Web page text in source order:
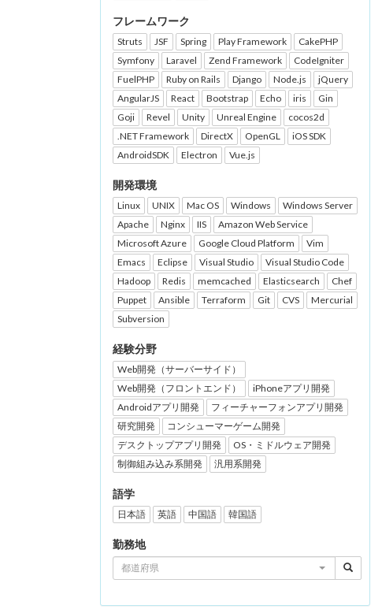
フレームワーク
Struts JSF Spring Play Framework
CakePHP
Symfony
Laravel Zend Framework
CodeIgniter
FuelPHP
Ruby on Rails Django Node.js
jQuery
AngularJS
React Bootstrap Echo iris
Gin
Goji
Revel Unity Unreal Engine
cocos2d
.NET Framework
DirectX OpenGL
iOS SDK
AndroidSDK
Electron Vue.js
開発環境
Linux UNIX Mac OS Windows
Windows Server
Apache
Nginx IIS
Amazon Web Service
Microsoft Azure
Google Cloud Platform
Vim
Emacs
Eclipse Visual Studio
Visual Studio Code
Hadoop
Redis memcached Elasticsearch
Chef
Puppet
Ansible Terraform Git CVS
Mercurial
Subversion
経験分野
Web開発（サーバーサイド）
Web開発（フロントエンド）
iPhoneアプリ開発
Androidアプリ開発
フィーチャーフォンアプリ開発
研究開発
コンシューマーゲーム開発
デスクトップアプリ開発
OS・ミドルウェア開発
制御組み込み系開発
汎用系開発
語学
日本語 英語 中国語 韓国語
勤務地
都道府県